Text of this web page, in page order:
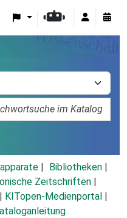
Bibliotheken
Zeitschriften
KITopen-Medienportal